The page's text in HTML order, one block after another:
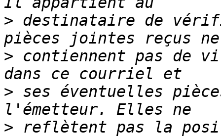
> destinataire de
> contiennent pas de
> ses éventuelles
> reflètent pas la